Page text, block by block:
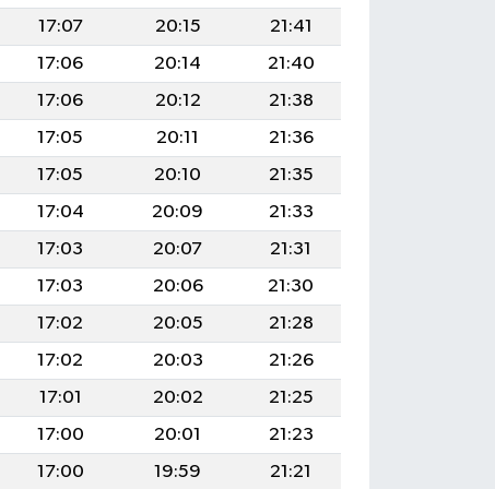
17:07 20:15
21:41
17:06 20:14
21:40
17:06 20:12
21:38
17:05 20:11
21:36
17:05 20:10
21:35
17:04 20:09
21:33
17:03 20:07
21:31
17:03 20:06
21:30
17:02 20:05
21:28
17:02 20:03
21:26
17:01 20:02
21:25
17:00 20:01
21:23
17:00 19:59
21:21